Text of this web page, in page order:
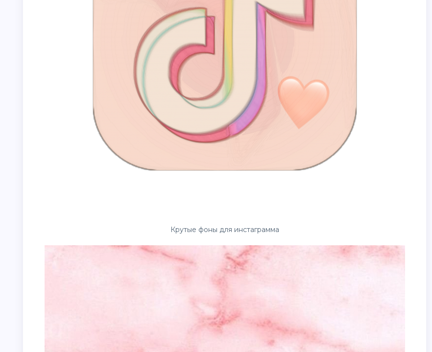
Крутые фоны для инстаграмма